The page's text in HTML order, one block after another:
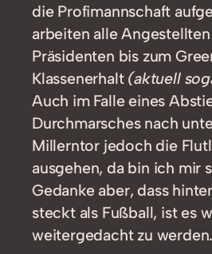
die Profimannschaft
arbeiten alle
Präsidenten bis zum
Klassenerhalt (aktuell
Auch im Falle eines
Durchmarsches nach
Millerntor jedoch die
ausgehen, da bin ich mir
Gedanke aber, dass
steckt als Fußball, ist es
weitergedacht zu werden.